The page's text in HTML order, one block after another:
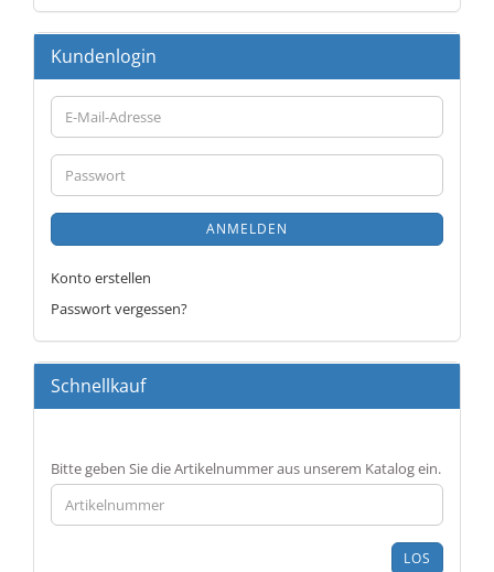
Kundenlogin
E-
Mail-
Adresse
Passwort
ANMELDEN
Konto erstellen
Passwort vergessen?
Schnellkauf
BITTE
GEBEN
SIE
DIE
Bitte geben Sie die Artikelnummer aus unserem Katalog ein.
LOS